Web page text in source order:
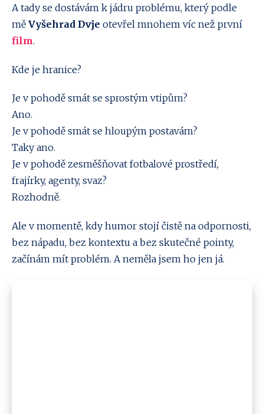
A tady se dostávám k jádru problému, který podle
mě Vyšehrad Dvje otevřel mnohem víc než první
film.
Kde je hranice?
Je v pohodě smát se sprostým vtipům?
Ano.
Je v pohodě smát se hloupým postavám?
Taky ano.
Je v pohodě zesměšňovat fotbalové prostředí,
frajírky, agenty, svaz?
Rozhodně.
Ale v momentě, kdy humor stojí čistě na odpornosti,
bez nápadu, bez kontextu a bez skutečné pointy,
začínám mít problém. A neměla jsem ho jen já.